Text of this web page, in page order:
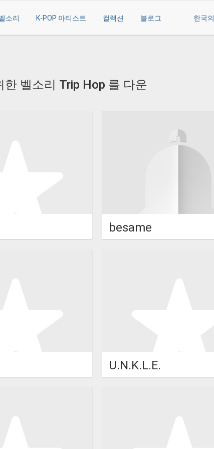
소리 K-POP 아티스트 컬렉션 블로그 한국의
한 벨소리 Trip Hop 를 다운
besame
U.N.K.L.E.